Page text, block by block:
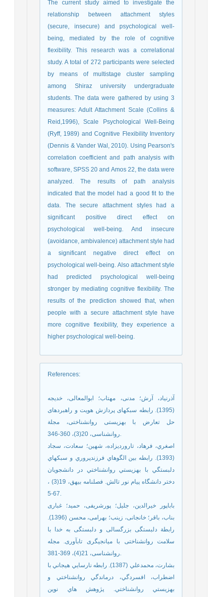
The current study aimed to investigate the
relationship between attachment styles
(secure, insecure) and psychological well-
being, mediated by the role of cognitive
flexibility. This research was a correlational
study. A total of 272 participants were selected
by means of multistage cluster sampling
among Shiraz university undergraduate
students. The data were gathered by using 3
measures: Adult Attachment Scale (Collins &
Reid,1996), Scale Psychological Well-Being
(Ryff, 1989) and Cognitive Flexibility Inventory
(Dennis & Vander Wal, 2010). Using Pearson's
correlation coefficient and path analysis with
software, SPSS 20 and Amos 22, the data were
analyzed. The results of path analysis
indicated that the model had a good fit to the
data. The secure attachment styles had a
significant positive direct effect on
psychological well-being. And insecure
(avoidance, ambivalence) attachment style had
a significant negative direct effect on
psychological well-being. Also attachment style
had predicted psychological well-being
stronger by mediating cognitive flexibility. The
results of the prediction showed that, when
people with a secure attachment style have
more cognitive flexibility, they experience a
higher psychological well-being.
References:
آذرنیاد، آرش؛ مدنی، مهتاب؛ ابوالمعالی، خدیجه
(1395). رابطه سبکهای پردازش هویت و راهبردهای
حل تعارض با بهزیستی روانشناختی، مجلة
روانشناسی، 20(3)، 360-346.
اصغري، فرهاد، تارورديزاده، شهين؛ سعادت، سجاد
(1393). رابطه بين الگوهاي فرزندپروري و سبكهاي
دلبستگي با بهزيستي روانشناختي در دانشجويان
دختر دانشگاه پيام نور تالش. فصلنامه بيهق، 19(3) ،
67-5.
باباپور خیرالدین، جلیل؛ پورشریفی، حمید؛ غباری
بناب، باقر؛ خانجانی، زینب؛ بهرامی، محسن (1396).
رابطة دلبستگی بزرگسالی و دلبستگی به خدا با
سلامت روانشناختی با میانجیگری تابآوری. مجله
روانشناسی، 21(4)، 369-381.
بشارت، محمدعلي (1387). رابطه نارسايي هيجاني با
اضطراب، افسردگي، درماندگي روانشناختي و
بهزيستي روانشناختي. پژوهش هاي نوين